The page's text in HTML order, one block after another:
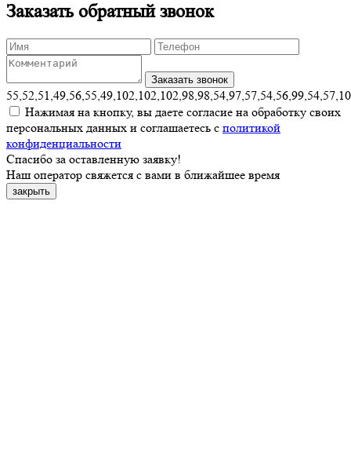
Заказать обратный звонок
Нажимая на кнопку, вы даете согласие на обработку своих
персональных данных и соглашаетесь с политикой
конфиденциальности
Спасибо за оставленную заявку!
Наш оператор свяжется с вами в ближайшее время
закрыть